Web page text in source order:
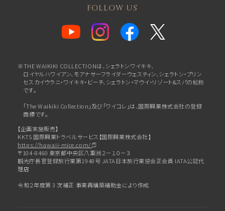
FOLLOW US
※THE WAIKIKI COLLECTIONは、シェラトンワイキキ、
ロイヤルハワイアン、 モアナサーフライダーウェスティン、シェラトン・プリン
セスカイウラニ・ワイキキ・ビーチ、 シェラトン・マウイ・リゾート&スパの総称
です。
「The Waikiki Collection」及び「ワイコレ」は、国際興業株式会社の登録
商標です。
【企画実施販売】
KKTS 国際興業トラベルサービス【国際興業株式会社】
https://hawaii-mice.com/
〒104-8460 東京都中央区八重洲２－１０－３
観光庁長官登録旅行業第1948号 JATA日本旅行業協会正会員 IATA公認代
理店
令和２年度第 3 次補正 事業再構築補助金により作成